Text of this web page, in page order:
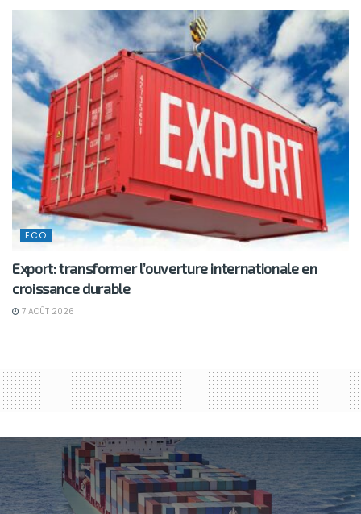
ECO
Export: transformer l’ouverture internationale en
croissance durable
7 AOÛT 2026